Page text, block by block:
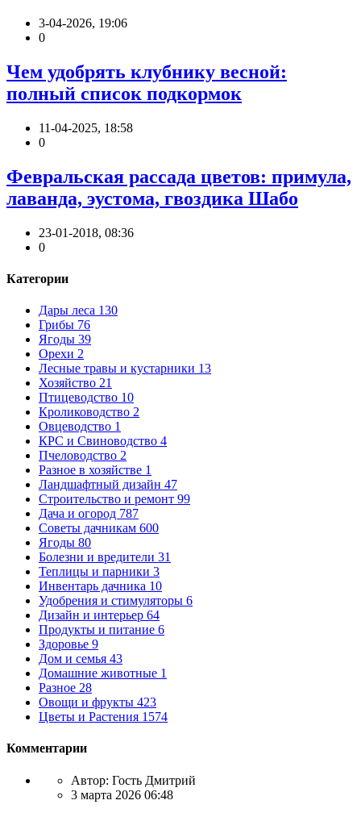
3-04-2026, 19:06
0
Чем удобрять клубнику весной:
полный список подкормок
11-04-2025, 18:58
0
Февральская рассада цветов: примула,
лаванда, эустома, гвоздика Шабо
23-01-2018, 08:36
0
Категории
Дары леса 130
Грибы 76
Ягоды 39
Орехи 2
Лесные травы и кустарники 13
Хозяйство 21
Птицеводство 10
Кролиководство 2
Овцеводство 1
КРС и Свиноводство 4
Пчеловодство 2
Разное в хозяйстве 1
Ландшафтный дизайн 47
Строительство и ремонт 99
Дача и огород 787
Советы дачникам 600
Ягоды 80
Болезни и вредители 31
Теплицы и парники 3
Инвентарь дачника 10
Удобрения и стимуляторы 6
Дизайн и интерьер 64
Продукты и питание 6
Здоровье 9
Дом и семья 43
Домашние животные 1
Разное 28
Овощи и фрукты 423
Цветы и Растения 1574
Комментарии
Автор: Гость Дмитрий
3 марта 2026 06:48